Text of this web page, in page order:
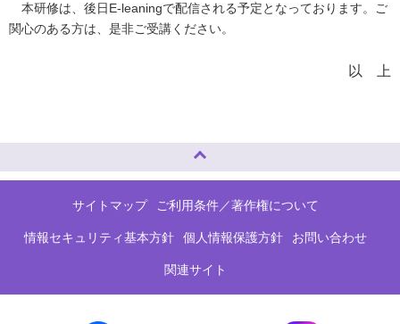
本研修は、後日E-leaningで配信される予定となっております。ご
関心のある方は、是非ご受講ください。
以 上
サイトマップ ご利用条件／著作権について
情報セキュリティ基本方針 個人情報保護方針 お問い合わせ
関連サイト